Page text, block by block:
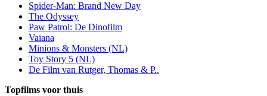
Spider-Man: Brand New Day
The Odyssey
Paw Patrol: De Dinofilm
Vaiana
Minions & Monsters (NL)
Toy Story 5 (NL)
De Film van Rutger, Thomas & P..
Topfilms voor thuis